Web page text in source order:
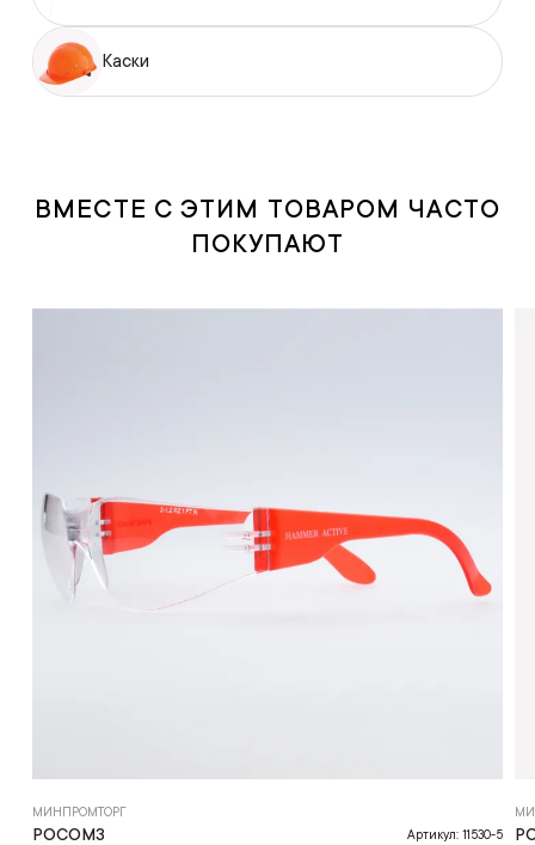
Каски
ВМЕСТЕ С ЭТИМ ТОВАРОМ ЧАСТО
ПОКУПАЮТ
МИНПРОМТОРГ
РОСОМЗ Артикул: 11530-5